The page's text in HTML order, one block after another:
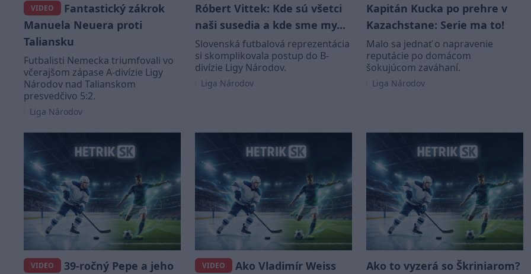
VIDEO
Fantastický zákrok
Manuela Neuera proti
Taliansku
Futbalisti Nemecka triumfovali vo
včerajšom zápase A-divízie Ligy
Národov nad Talianskom
presvedčivo 5:2.
Liga Národov
Róbert Vittek: Kde sú všetci
naši susedia a kde sme my...
Slovenská futbalová reprezentácia
si skomplikovala postup do B-
divízie Ligy Národov.
Liga Národov
Kapitán Kucka po prehre v
Kazachstane: Serie ma to!
Malo sa jednať o napravenie
reputácie po domácom
šokujúcom zaváhaní.
Liga Národov
VIDEO
39-ročný Pepe a jeho
VIDEO
Ako Vladimír Weiss
Ako to vyzerá so Škriniarom?